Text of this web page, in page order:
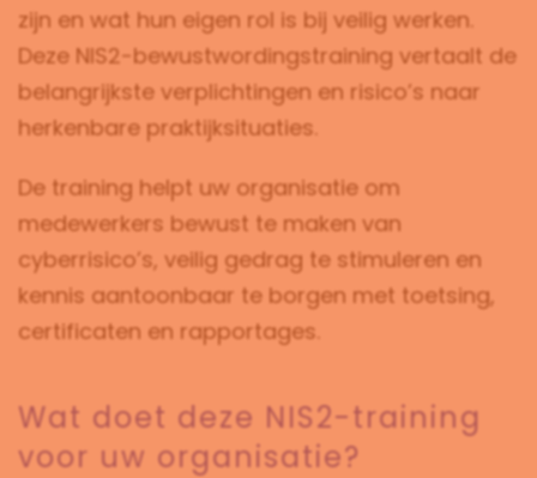
zijn en wat hun eigen rol is bij veilig werken.
Deze NIS2-bewustwordingstraining vertaalt de
belangrijkste verplichtingen en risico’s naar
herkenbare praktijksituaties.
De training helpt uw organisatie om
medewerkers bewust te maken van
cyberrisico’s, veilig gedrag te stimuleren en
kennis aantoonbaar te borgen met toetsing,
certificaten en rapportages.
Wat doet deze NIS2-training
voor uw organisatie?